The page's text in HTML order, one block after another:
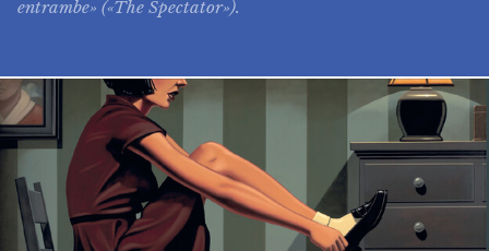
entrambe» («The Spectator»).